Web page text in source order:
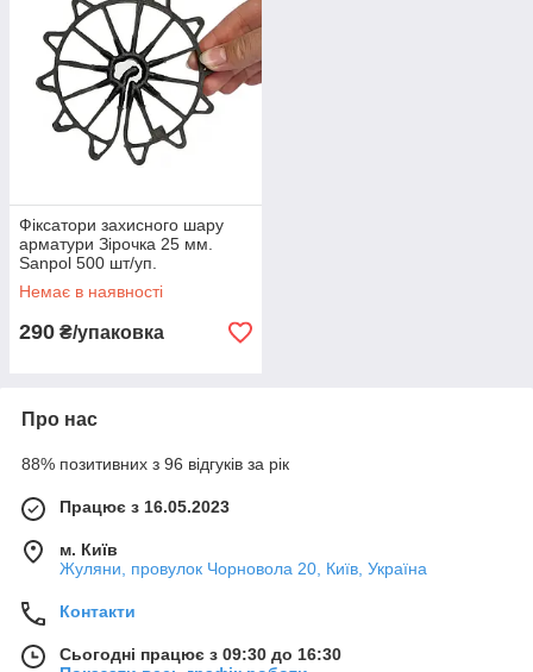
Фіксатори захисного шару
арматури Зірочка 25 мм.
Sanpol 500 шт/уп.
Арматурний фіксатор
Немає в наявності
290 ₴/упаковка
Про нас
88% позитивних з 96 відгуків за рік
Працює з 16.05.2023
м. Київ
Жуляни, провулок Чорновола 20, Київ, Україна
Контакти
Сьогодні працює з 09:30 до 16:30